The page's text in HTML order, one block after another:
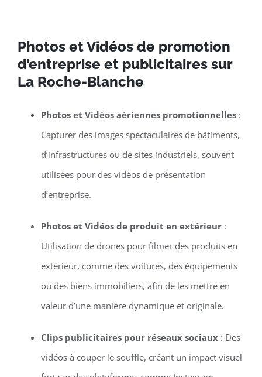
Photos et Vidéos de promotion
d’entreprise et publicitaires sur
La Roche-Blanche
Photos et Vidéos aériennes promotionnelles:
Capturer des images spectaculaires de bâtiments,
d’infrastructures ou de sites industriels, souvent
utilisées pour des vidéos de présentation
d’entreprise.
Photos et Vidéos de produit en extérieur:
Utilisation de drones pour filmer des produits en
extérieur, comme des voitures, des équipements
ou des biens immobiliers, afin de les mettre en
valeur d’une manière dynamique et originale.
Clips publicitaires pour réseaux sociaux: Des
vidéos à couper le souffle, créant un impact visuel